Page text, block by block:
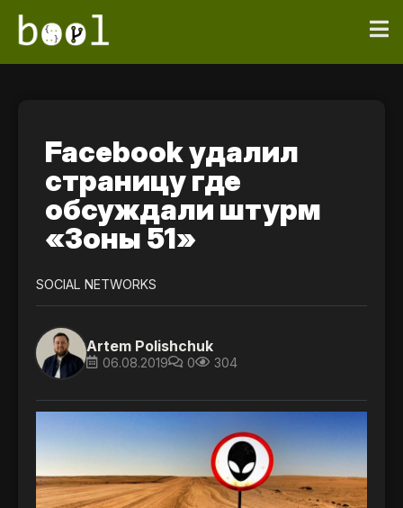
Facebook удалил
страницу где
обсуждали штурм
«Зоны 51»
SOCIAL NETWORKS
Artem Polishchuk
06.08.2019 0 304